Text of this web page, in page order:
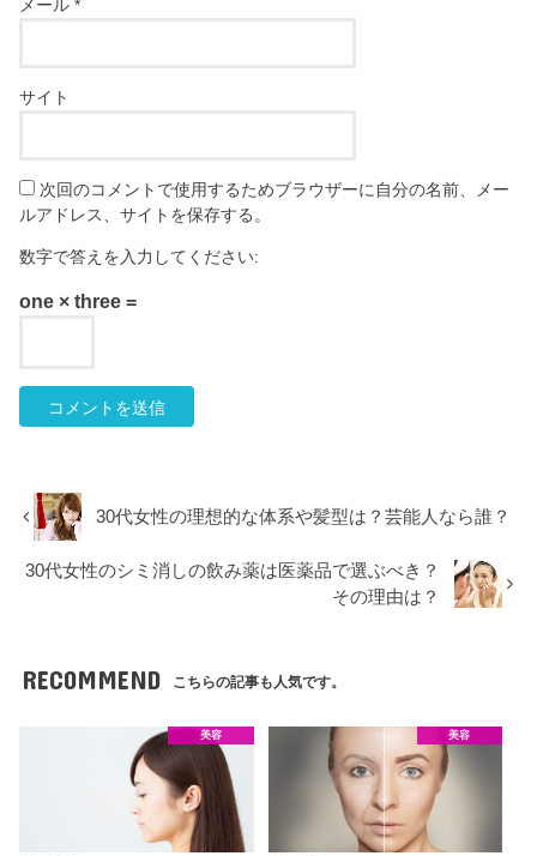
メール*
サイト
次回のコメントで使用するためブラウザーに自分の名前、メー
ルアドレス、サイトを保存する。
数字で答えを入力してください:
one × three =
30代女性の理想的な体系や髪型は？芸能人なら誰？
30代女性のシミ消しの飲み薬は医薬品で選ぶべき？
その理由は？
RECOMMEND こちらの記事も人気です。
美容 美容